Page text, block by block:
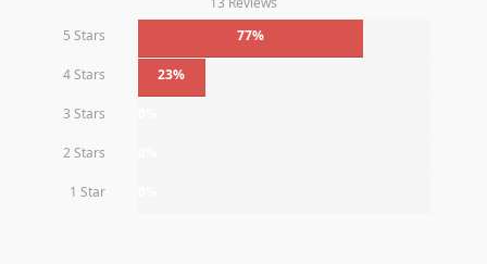
5 Stars
77%
4 Stars 23%
3 Stars
2 Stars
1 Star